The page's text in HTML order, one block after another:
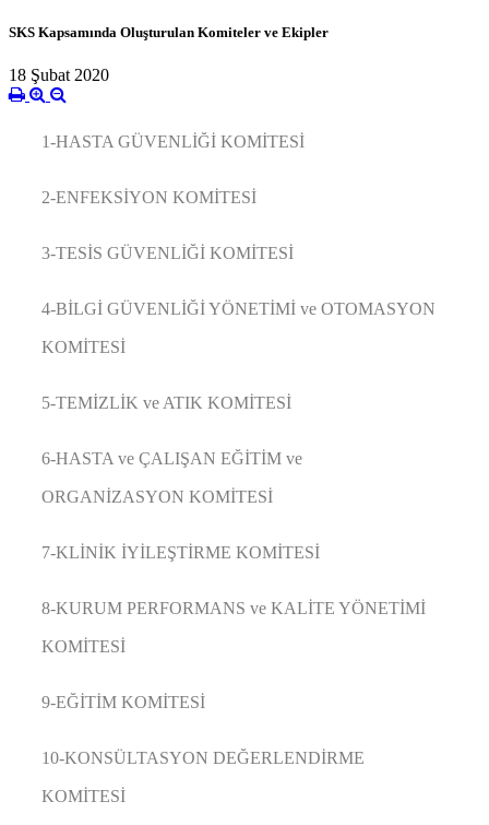
SKS Kapsamında Oluşturulan Komiteler ve Ekipler
18 Şubat 2020
1-HASTA GÜVENLİĞİ KOMİTESİ
2-ENFEKSİYON KOMİTESİ
3-TESİS GÜVENLİĞİ KOMİTESİ
4-BİLGİ GÜVENLİĞİ YÖNETİMİ ve OTOMASYON
KOMİTESİ
5-TEMİZLİK ve ATIK KOMİTESİ
6-HASTA ve ÇALIŞAN EĞİTİM ve
ORGANİZASYON KOMİTESİ
7-KLİNİK İYİLEŞTİRME KOMİTESİ
8-KURUM PERFORMANS ve KALİTE YÖNETİMİ
KOMİTESİ
9-EĞİTİM KOMİTESİ
10-KONSÜLTASYON DEĞERLENDİRME
KOMİTESİ